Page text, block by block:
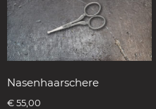
Nasenhaarschere
€ 55,00